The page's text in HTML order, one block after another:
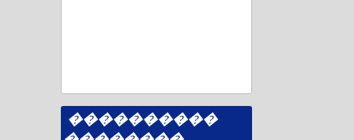
����������